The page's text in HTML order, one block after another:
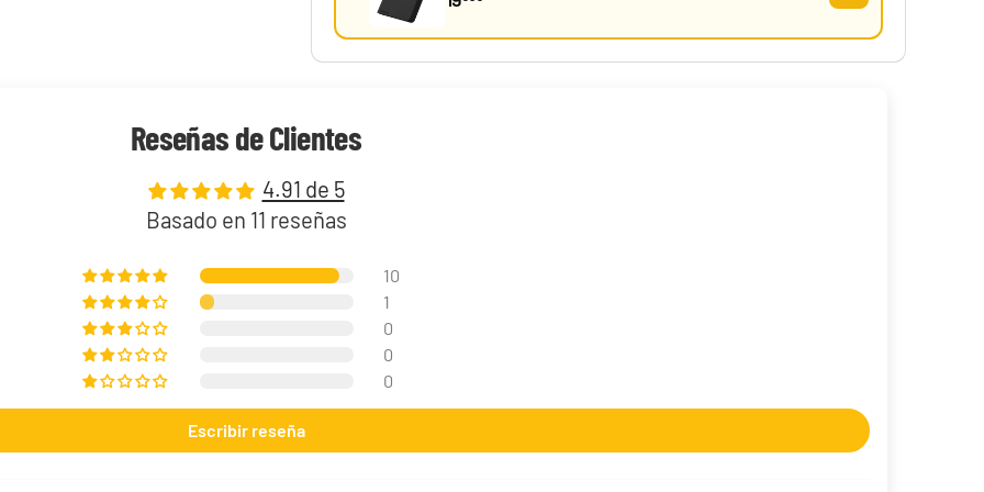
Reseñas de Clientes
4.91 de 5
Basado en 11 reseñas
10
1
0
0
0
Escribir reseña